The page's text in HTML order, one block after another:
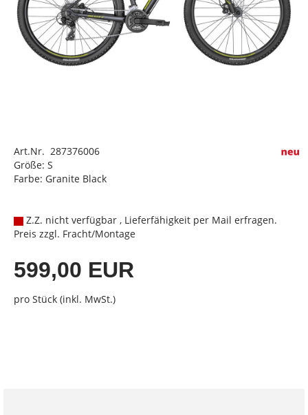
Art.Nr. 287376006
Größe: S
Farbe: Granite Black
Z.Z. nicht verfügbar , Lieferfähigkeit per Mail erfragen.
Preis zzgl. Fracht/Montage
599,00 EUR
pro Stück (inkl. MwSt.)